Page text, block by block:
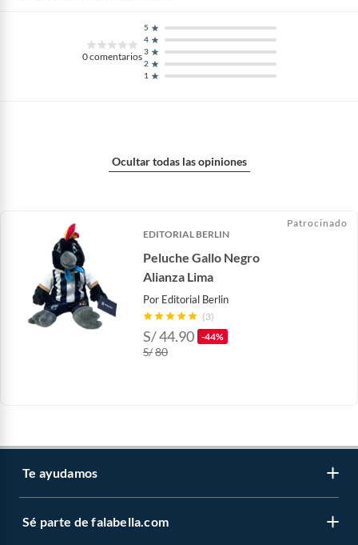
0comentarios
1
2
3
4
5
Ocultar todas las opiniones
EDITORIAL BERLIN
Peluche Gallo Negro
Alianza Lima
Por Editorial Berlin
(3)
S/44.90 -44%
S/80
Patrocinado
Te ayudamos
Atención por WhatsApp
Sé parte de falabella.com